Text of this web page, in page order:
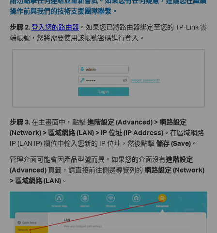
操作前與我們的技術支援團隊聯繫。
步驟 2.登入您的路由器 。如果您已將路由器綁定至您的 TP-Link 雲
端帳號，您將需要使用該帳號密碼進行登入。
步驟 3.在主畫面中，點擊進階設定 (Advanced) > 網路設定
(Network) > 區域網路 (LAN) > IP 位址 (IP Address) 。在區域網路
IP (LAN IP) 欄位中輸入您新的 IP 位址，然後點擊儲存 (Save) 。
管理介面可能會因產品型號而異。如果您的介面沒有進階設定
(Advanced) 頁籤，請直接前往側邊導覽列的 網路設定 (Network)
> 區域網路 (LAN) 。